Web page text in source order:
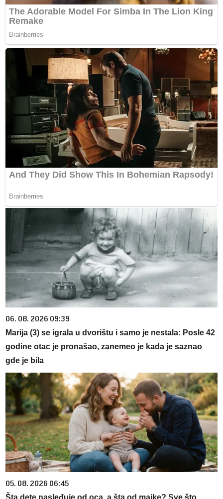
06. 08. 2026 09:39
Marija (3) se igrala u dvorištu i samo je nestala: Posle 42
godine otac je pronašao, zanemeo je kada je saznao
gde je bila
05. 08. 2026 06:45